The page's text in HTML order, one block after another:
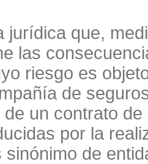
jurídica que,
las
riesgo es
de
un contrato
por la
sinónimo de